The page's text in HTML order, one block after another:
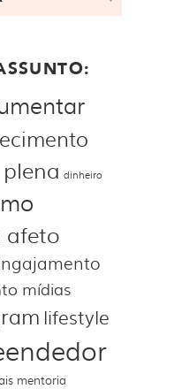
dinheiro
afeto
mídias
lifestyle
mentoria